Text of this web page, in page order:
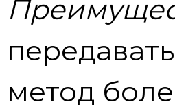
метод